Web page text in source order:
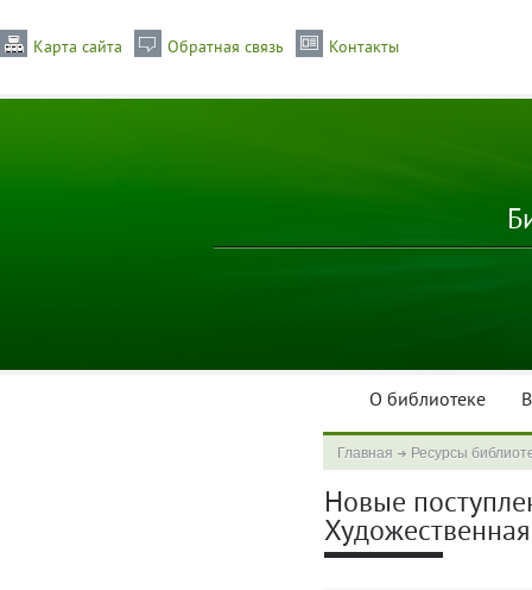
Карта сайта Обратная связь Контакты
О библиотеке
Главная Ресурсы
Новые